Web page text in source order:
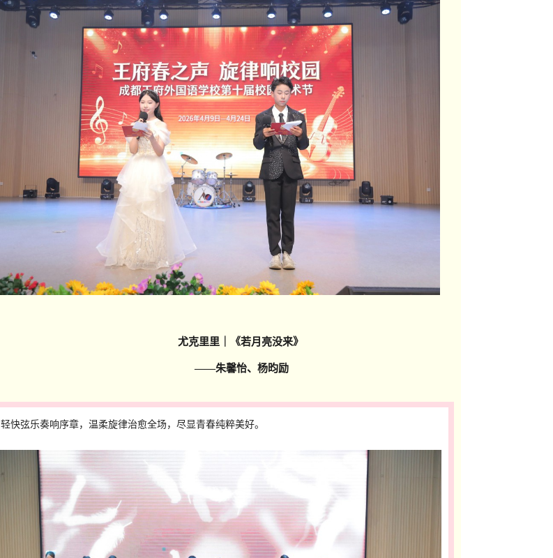
尤克里里｜ 《若月亮没来》
——朱馨怡、杨昀励
轻快弦乐奏响序章，温柔旋律治愈全场，尽显青春纯粹美好。